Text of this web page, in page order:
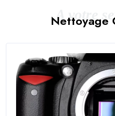
A votre
Nettoyage